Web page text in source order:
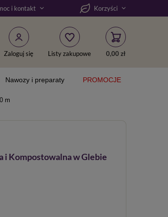
i kontakt Korzyści
Zaloguj się Listy zakupowe 0,00 zł
Nawozy i preparaty PROMOCJE
m
i Kompostowalna w Glebie